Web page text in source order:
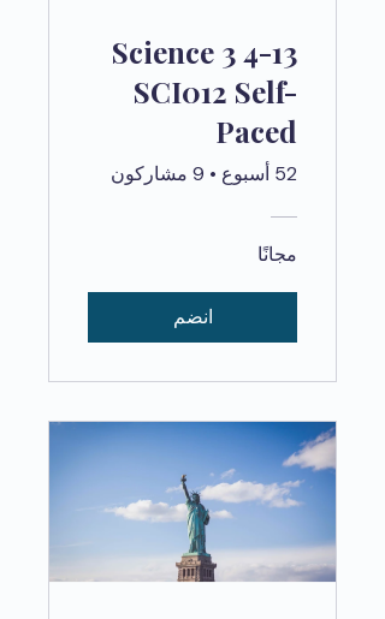
Science 3 4-13
SCI012 Self-
Paced
52 أسبوع • 9 مشاركون
مجانًا
انضم